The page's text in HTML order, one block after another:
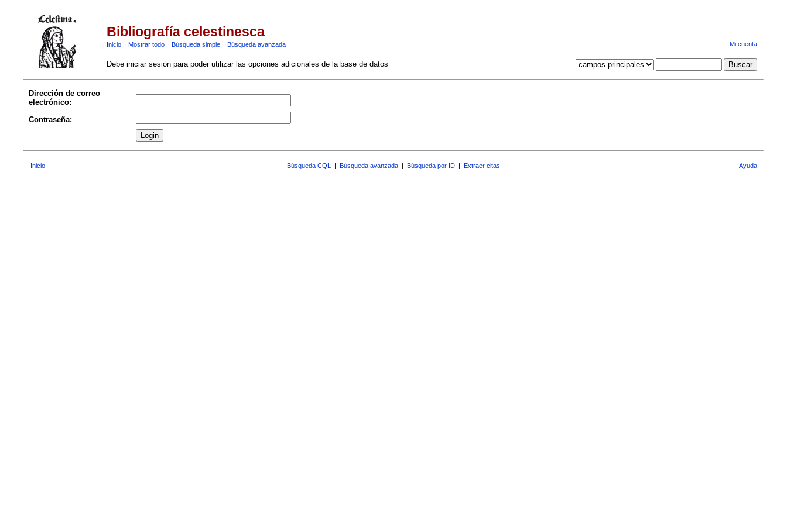
Bibliografía celestinesca
Inicio| Mostrar todo| Búsqueda simple| Búsqueda avanzada Mi cuenta
Debe iniciar sesión para poder utilizar las opciones adicionales de la base de datos
Dirección de correo
electrónico:
Contraseña:
Inicio Búsqueda CQL | Búsqueda avanzada | Búsqueda por ID | Extraer citas Ayuda